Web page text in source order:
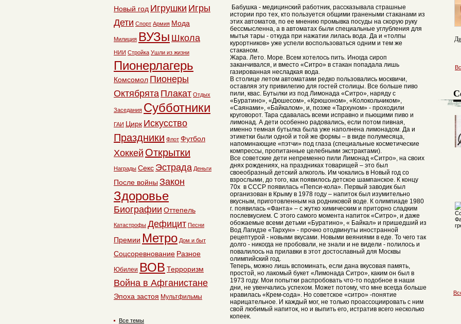
Бабушка - медицинский работник, рассказывала страшные
истории про тех, кто пользуется общими гранеными стаканами из
этих автоматов, по ее мнению промывка посуды на скорую руку
бессмысленна, а в автоматах были специальные углубления для
мытья тары - откуда при нажатии лилась вода. Да и «толпы
курортников» уже успели воспользоваться одним и тем же
стаканом.
Жара. Лето. Море. Всем хотелось пить. Иногда сироп
заканчивался, и вместо «Ситро» в стакан попадала лишь
газированная несладкая вода.
В столице летом автоматами редко пользовались москвичи,
оставляя эту привилегию для гостей столицы. Все больше пиво
пили, квас. Бутылки из под Лимонада «Ситро», наряду с
«Буратино», «Дюшесом», «Крюшоном», «Колокольчиком»,
«Саянами», «Байкалом», и, позже «Тархуном» - проходили
круговорот. Тара сдавалась всеми исправно и пьющими пиво и
лимонад. А дети особенно радовались, если потом пивная,
именно темная бутылка была уже наполнена лимонадом. Да и
этикетки были одной и той же формы – в виде полумесяца,
напоминающие «пэтчи» под глаза (специальные косметические
компрессы, пропитанные целебными экстрактами).
Все советские дети непременно пили Лимонад «Ситро», на своих
днях рождениях, на праздниках товарищей – это был
своеобразный детский алкоголь. Им чокались в Новый год со
взрослыми, до того, как появилось детское шампанское. К концу
70х в СССР появилась «Пепси-кола». Первый заводик был
организован в Крыму в 1978 году – напиток был изумительно
вкусным, приготовленным на родниковой воде. К олимпиаде 1980
г. появилась «Фанта» – с жутко химическим и приторно сладким
послевкусием. С этого самого момента напиток «Ситро», и даже
обожаемые всеми детьми «Буратино», « Байкал» и пришедший из
Вод Лагидзе «Тархун» - прочно отодвинуты иностранной
рецептурой - новыми вкусами. Новыми веяниями в еде. То чего так
долго - никогда не пробовали, не знали и не видели - полилось и
повалилось на прилавки в этот достославный для Москвы
олимпийский год.
Теперь, можно лишь вспоминать, если дана вкусовая память,
простой, но лакомый букет «Лимонада Ситро», каким он был в
1973 году. Мои попытки распробовать что-то подобное в наши
дни, не увенчались успехом. Может потому, что мне всегда больше
нравилась «Крем-сода». Но советское «ситро» -понятие
нарицательное. И каждый мог, не только проассоциировать с ним
свой любимый напиток, но и выпить его, истратив всего несколько
копеек.
Новый год Игрушки Игры
Дети Спорт Армия Мода
Милиция ВУЗы Школа
НИИ Стройка Ушли из жизни
Пионерлагерь
Комсомол Пионеры
Октябрята Плакат Отдых
Заседания Субботники
ГАИ Цирк Искусство
Праздники Флот Футбол
Хоккей Открытки
Награды Секс Эстрада Деньги
После войны Закон
Здоровье
Биографии Оттепель
Катастрофы Дефицит Песни
Премии Метро Дом и быт
Соцсоревнование Разное
Юбилеи ВОВ Терроризм
Война в Афганистане
Эпоха застоя Мультфильмы
Все темы